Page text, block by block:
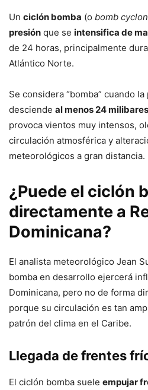
Un ciclón bomba (o bomb
presión que se intensifica de
de 24 horas, principalmente
Atlántico Norte.
Se considera “bomba” cuando
desciende al menos 24
provoca vientos muy intensos,
circulación atmosférica y
meteorológicos a gran distancia.
¿Puede el ciclón
directamente a
Dominicana?
El analista meteorológico Jean
bomba en desarrollo ejercerá
Dominicana, pero no de forma
porque su circulación es tan
patrón del clima en el Caribe.
Llegada de frentes
El ciclón bomba suele empujar